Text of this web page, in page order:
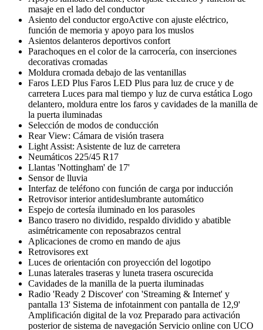
masaje en el lado del conductor
Asiento del conductor ergoActive con ajuste eléctrico,
función de memoria y apoyo para los muslos
Asientos delanteros deportivos confort
Parachoques en el color de la carrocería, con inserciones
decorativas cromadas
Moldura cromada debajo de las ventanillas
Faros LED Plus Faros LED Plus para luz de cruce y de
carretera Luces para mal tiempo y luz de curva estática Logo
delantero, moldura entre los faros y cavidades de la manilla de
la puerta iluminadas
Selección de modos de conducción
Rear View: Cámara de visión trasera
Light Assist: Asistente de luz de carretera
Neumáticos 225/45 R17
Llantas 'Nottingham' de 17'
Sensor de lluvia
Interfaz de teléfono con función de carga por inducción
Retrovisor interior antideslumbrante automático
Espejo de cortesía iluminado en los parasoles
Banco trasero no dividido, respaldo dividido y abatible
asimétricamente con reposabrazos central
Aplicaciones de cromo en mando de ajus
Retrovisores ext
Luces de orientación con proyección del logotipo
Lunas laterales traseras y luneta trasera oscurecida
Cavidades de la manilla de la puerta iluminadas
Radio 'Ready 2 Discover' con 'Streaming & Internet' y
pantalla 13' Sistema de infotainment con pantalla de 12,9'
Amplificación digital de la voz Preparado para activación
posterior de sistema de navegación Servicio online con UCO